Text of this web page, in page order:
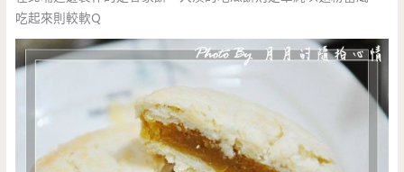
吃起來則較軟Q